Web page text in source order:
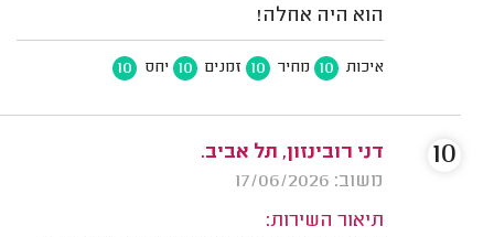
הוא היה אחלה!
איכות 10 מחיר 10 זמנים 10 יחס 10
דני רובינזון, תל אביב.
משוב: 17/06/2026
תיאור השירות:
10